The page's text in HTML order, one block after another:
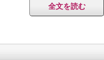
全文を読む